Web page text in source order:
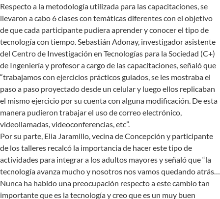
Respecto a la metodología utilizada para las capacitaciones, se
llevaron a cabo 6 clases con temáticas diferentes con el objetivo
de que cada participante pudiera aprender y conocer el tipo de
tecnología con tiempo. Sebastián Adonay, investigador asistente
del Centro de Investigación en Tecnologías para la Sociedad (C+)
de Ingeniería y profesor a cargo de las capacitaciones, señaló que
“trabajamos con ejercicios prácticos guiados, se les mostraba el
paso a paso proyectado desde un celular y luego ellos replicaban
el mismo ejercicio por su cuenta con alguna modificación. De esta
manera pudieron trabajar el uso de correo electrónico,
videollamadas, videoconferencias, etc”.
Por su parte, Elia Jaramillo, vecina de Concepción y participante
de los talleres recalcó la importancia de hacer este tipo de
actividades para integrar a los adultos mayores y señaló que “la
tecnología avanza mucho y nosotros nos vamos quedando atrás…
Nunca ha habido una preocupación respecto a este cambio tan
importante que es la tecnología y creo que es un muy buen